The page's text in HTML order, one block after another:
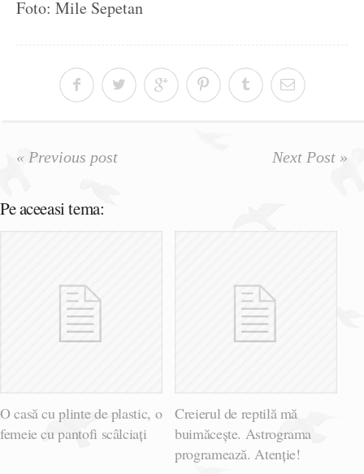
Foto: Mile Sepetan
« Previous post Next Post »
Pe aceeasi tema:
O casă cu plinte de plastic, o
femeie cu pantofi scâlciați
Creierul de reptilă mă
buimăcește. Astrograma
programează. Atenție!